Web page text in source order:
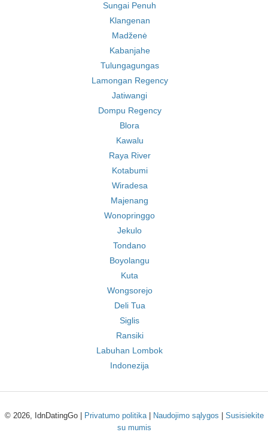
Sungai Penuh
Klangenan
Madženė
Kabanjahe
Tulungagungas
Lamongan Regency
Jatiwangi
Dompu Regency
Blora
Kawalu
Raya River
Kotabumi
Wiradesa
Majenang
Wonopringgo
Jekulo
Tondano
Boyolangu
Kuta
Wongsorejo
Deli Tua
Siglis
Ransiki
Labuhan Lombok
Indonezija
© 2026, IdnDatingGo | Privatumo politika| Naudojimo sąlygos
Susisiekite
su mumis